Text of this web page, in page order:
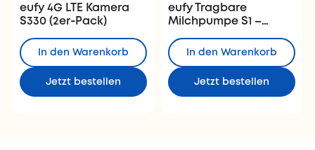
eufy 4G LTE Kamera
S330 (2er‑Pack)
In den Warenkorb
Jetzt bestellen
eufy Tragbare
Milchpumpe S1 –
und OptiRhythm
In den Warenkorb
Jetzt bestellen